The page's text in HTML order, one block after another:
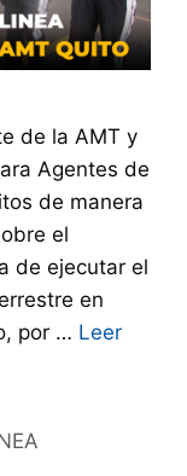
de la AMT y
Agentes de
de manera
el
de ejecutar el
en
por … Leer